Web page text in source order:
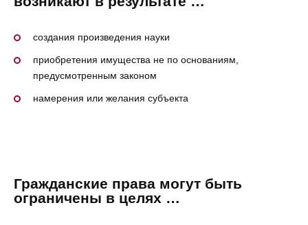
создания произведения науки
приобретения имущества не по основаниям,
предусмотренным законом
намерения или желания субъекта
Гражданские права могут быть
ограничены в целях …